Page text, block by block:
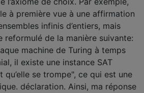
à première vue à une affirmation
infinis d’entiers, mais
reformulé de la manière suivante:
machine de Turing à temps
il existe une instance SAT
qu’elle se trompe", ce qui est une
déclaration. Ainsi, ma réponse